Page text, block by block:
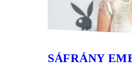
SÁFRÁNY